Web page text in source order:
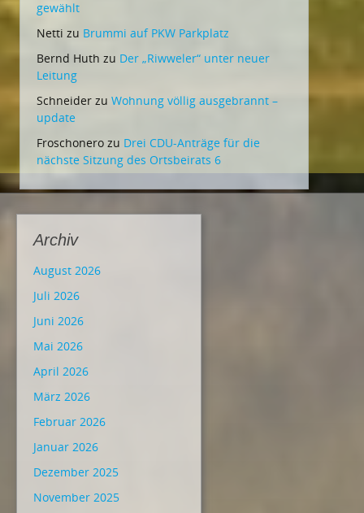
gewählt
Netti zu Brummi auf PKW Parkplatz
Bernd Huth zu Der „Riwweler“ unter neuer
Leitung
Schneider zu Wohnung völlig ausgebrannt –
update
Froschonero zu Drei CDU-Anträge für die
nächste Sitzung des Ortsbeirats 6
Archiv
August 2026
Juli 2026
Juni 2026
Mai 2026
April 2026
März 2026
Februar 2026
Januar 2026
Dezember 2025
November 2025